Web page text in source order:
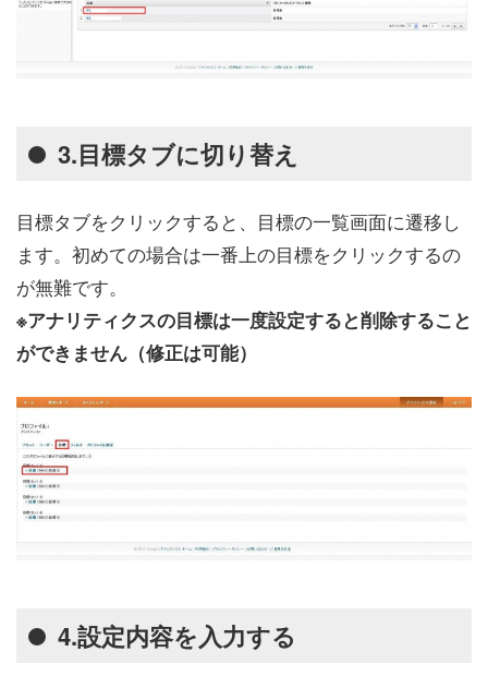
3.目標タブに切り替え
目標タブをクリックすると、目標の一覧画面に遷移し
ます。初めての場合は一番上の目標をクリックするの
が無難です。
※アナリティクスの目標は一度設定すると削除すること
ができません（修正は可能）
4.設定内容を入力する